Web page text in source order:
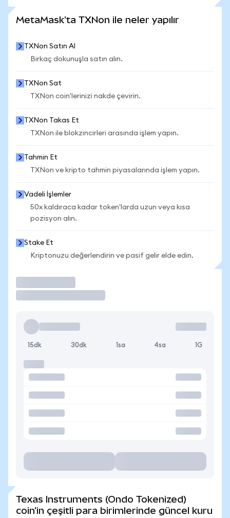
MetaMask'ta TXNon ile neler yapılır
TXNon Satın Al
Birkaç dokunuşla satın alın.
TXNon Sat
TXNon coin'lerinizi nakde çevirin.
TXNon Takas Et
TXNon ile blokzincirleri arasında işlem yapın.
Tahmin Et
TXNon ve kripto tahmin piyasalarında işlem yapın.
Vadeli İşlemler
50x kaldıraca kadar token'larda uzun veya kısa
pozisyon alın.
Stake Et
Kriptonuzu değerlendirin ve pasif gelir elde edin.
15dk 30dk 1sa 4sa 1G
Texas Instruments (Ondo Tokenized)
coin'in çeşitli para birimlerinde güncel kuru